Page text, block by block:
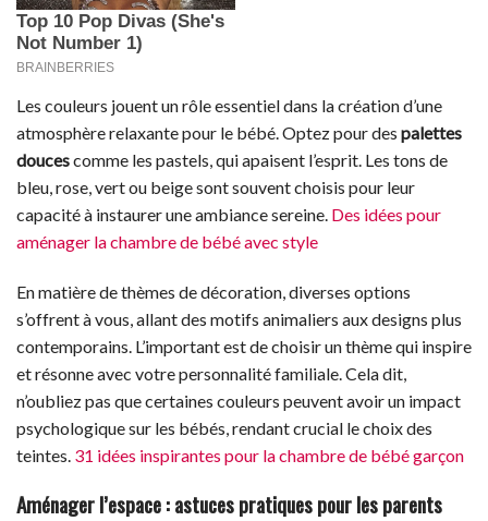
Les couleurs jouent un rôle essentiel dans la création d’une
atmosphère relaxante pour le bébé. Optez pour des palettes
doucescomme les pastels, qui apaisent l’esprit. Les tons de
bleu, rose, vert ou beige sont souvent choisis pour leur
capacité à instaurer une ambiance sereine. Des idées pour
aménager la chambre de bébé avec style
En matière de thèmes de décoration, diverses options
s’offrent à vous, allant des motifs animaliers aux designs plus
contemporains. L’important est de choisir un thème qui inspire
et résonne avec votre personnalité familiale. Cela dit,
n’oubliez pas que certaines couleurs peuvent avoir un impact
psychologique sur les bébés, rendant crucial le choix des
teintes. 31 idées inspirantes pour la chambre de bébé garçon
Aménager l’espace : astuces pratiques pour les parents